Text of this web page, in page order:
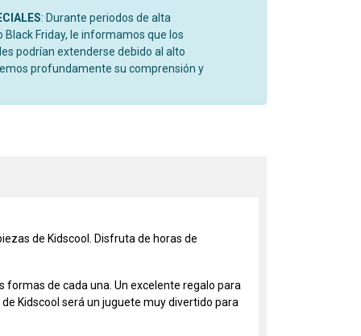
: Durante periodos de alta
Black Friday, le informamos que los
podrían extenderse debido al alto
profundamente su comprensión y
de Kidscool. Disfruta de horas de
de cada una. Un excelente regalo para
Kidscool será un juguete muy divertido para